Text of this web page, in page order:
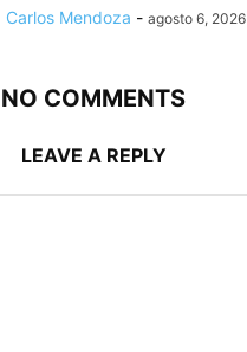
Carlos Mendoza - agosto 6, 2026
NO COMMENTS
LEAVE A REPLY